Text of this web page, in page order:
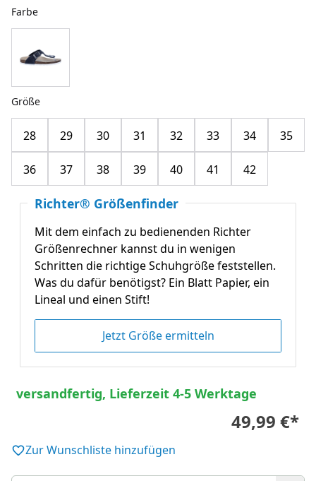
Farbe
Größe
28 29 30 31 32 33 34 35
36 37 38 39 40 41 42
Richter® Größenfinder
Mit dem einfach zu bedienenden Richter
Größenrechner kannst du in wenigen
Schritten die richtige Schuhgröße feststellen.
Was du dafür benötigst? Ein Blatt Papier, ein
Lineal und einen Stift!
Jetzt Größe ermitteln
versandfertig, Lieferzeit 4-5 Werktage
49,99 €*
Zur Wunschliste hinzufügen